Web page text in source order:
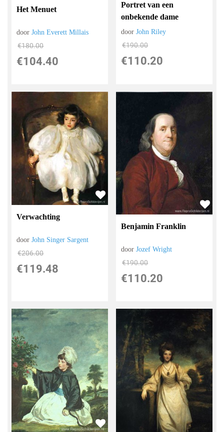
Het Menuet
doorJohn Everett Millais
€180.00
€104.40
Portret van een
onbekende dame
doorJohn Riley
€190.00
€110.20
Verwachting
doorJohn Singer Sargent
€206.00
€119.48
Benjamin Franklin
doorJozef Wright
€190.00
€110.20